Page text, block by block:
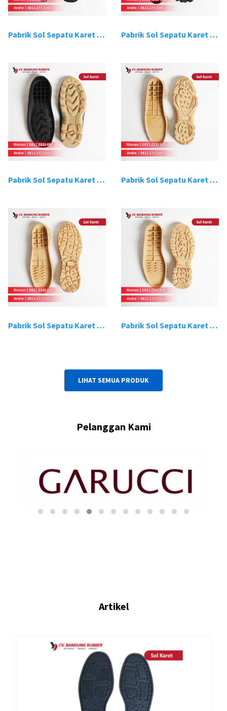
Pabrik Sol Sepatu Karet Bandung 15 Pabrik Sol Sepatu Karet Bandung 16
Pabrik Sol Sepatu Karet Bandung 17 Pabrik Sol Sepatu Karet Bandung 18
Pabrik Sol Sepatu Karet Bandung 19 Pabrik Sol Sepatu Karet Bandung 20
LIHAT SEMUA PRODUK
Pelanggan Kami
Artikel